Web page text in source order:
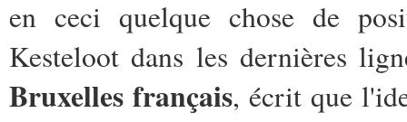
en ceci quelque chose de
Kesteloot dans les dernières
Bruxelles français, écrit que